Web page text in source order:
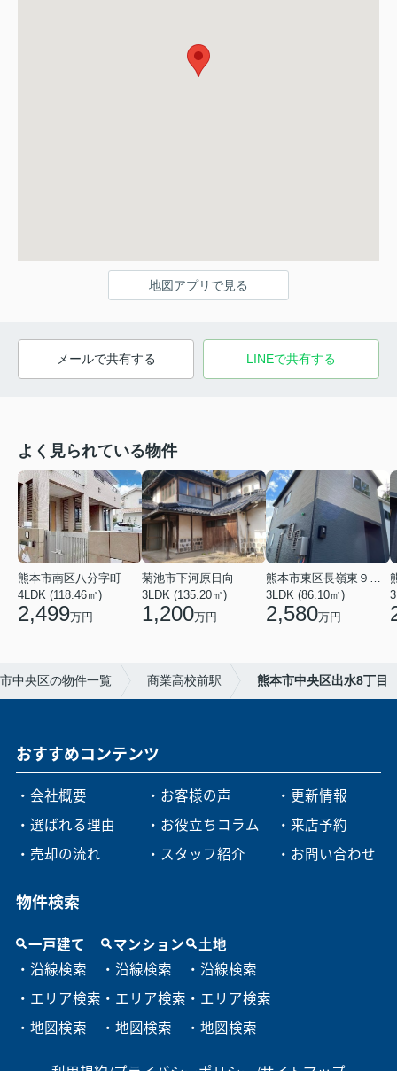
地図アプリで見る
メールで共有する LINEで共有する
よく見られている物件
熊本市南区八分字町
4LDK (118.46㎡)
2,499万円
菊池市下河原日向
3LDK (135.20㎡)
1,200万円
熊本市東区長嶺東９丁目
3LDK (86.10㎡)
2,580万円
中央区の物件一覧 商業高校前駅 熊本市中央区出水8丁目
おすすめコンテンツ
・会社概要
・選ばれる理由
・売却の流れ
・お客様の声
・お役立ちコラム
・スタッフ紹介
・更新情報
・来店予約
・お問い合わせ
物件検索
一戸建て
・沿線検索
・エリア検索
・地図検索
マンション
・沿線検索
・エリア検索
・地図検索
土地
・沿線検索
・エリア検索
・地図検索